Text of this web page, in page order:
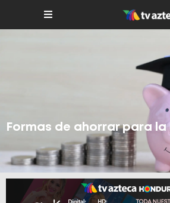
Formas de ahorrar para la